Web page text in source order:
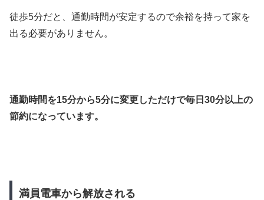
徒歩5分だと、通勤時間が安定するので余裕を持って家を
出る必要がありません。
通勤時間を15分から5分に変更しただけで毎日30分以上の
節約になっています。
満員電車から解放される